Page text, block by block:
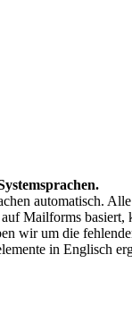
automatisch.
Mailforms basiert,
wir um die
in Englisch